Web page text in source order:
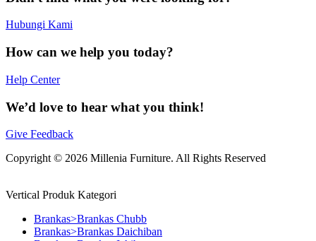
Hubungi Kami
How can we help you today?
Help Center
We’d love to hear what you think!
Give Feedback
Copyright © 2026 Millenia Furniture. All Rights Reserved
Vertical Produk Kategori
Brankas>Brankas Chubb
Brankas>Brankas Daichiban